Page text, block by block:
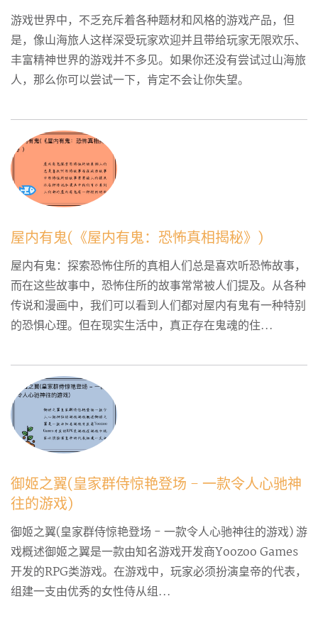
游戏世界中，不乏充斥着各种题材和风格的游戏产品，但
是，像山海旅人这样深受玩家欢迎并且带给玩家无限欢乐、
丰富精神世界的游戏并不多见。如果你还没有尝试过山海旅
人，那么你可以尝试一下，肯定不会让你失望。
屋内有鬼(《屋内有鬼：恐怖真相揭秘》)
屋内有鬼：探索恐怖住所的真相人们总是喜欢听恐怖故事，
而在这些故事中，恐怖住所的故事常常被人们提及。从各种
传说和漫画中，我们可以看到人们都对屋内有鬼有一种特别
的恐惧心理。但在现实生活中，真正存在鬼魂的住...
御姬之翼(皇家群侍惊艳登场 - 一款令人心驰神
往的游戏)
御姬之翼(皇家群侍惊艳登场 - 一款令人心驰神往的游戏) 游
戏概述御姬之翼是一款由知名游戏开发商Yoozoo Games
开发的RPG类游戏。在游戏中，玩家必须扮演皇帝的代表，
组建一支由优秀的女性侍从组...